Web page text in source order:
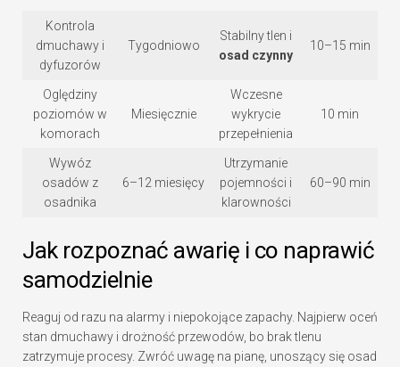
Kontrola
dmuchawy i
dyfuzorów
Tygodniowo
Stabilny tlen i
osad czynny
10–15 min
Oględziny
poziomów w
komorach
Miesięcznie
Wczesne
wykrycie
przepełnienia
10 min
Wywóz
osadów z
osadnika
6–12 miesięcy
Utrzymanie
pojemności i
klarowności
60–90 min
Jak rozpoznać awarię i co naprawić
samodzielnie
Reaguj od razu na alarmy i niepokojące zapachy. Najpierw oceń
stan dmuchawy i drożność przewodów, bo brak tlenu
zatrzymuje procesy. Zwróć uwagę na pianę, unoszący się osad